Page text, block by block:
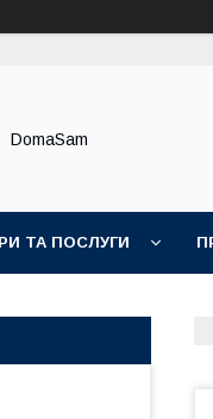
DomaSam
ТА ПОСЛУГИ